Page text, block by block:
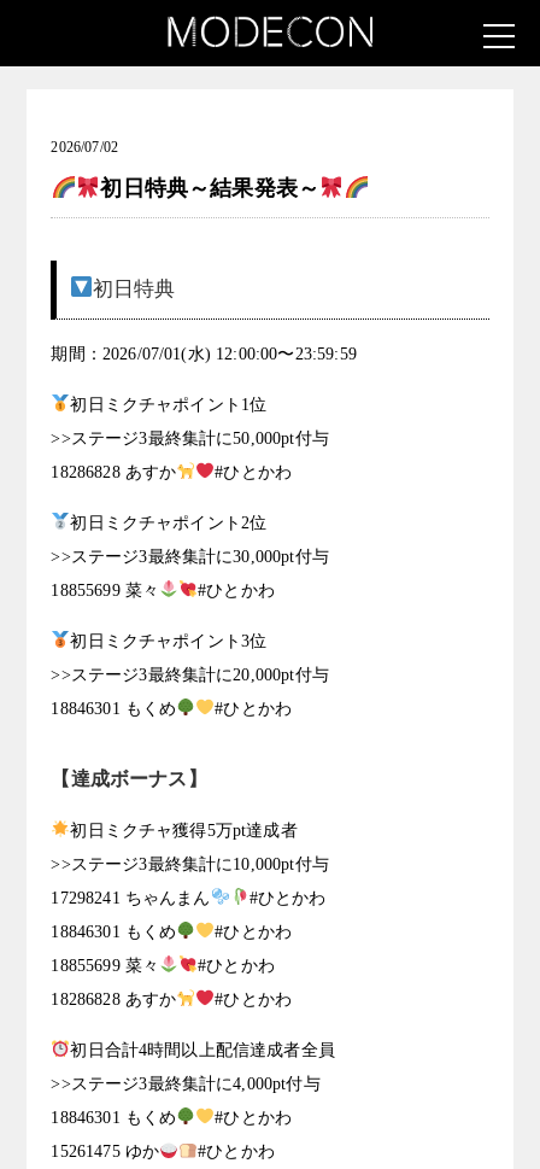
2026/07/02
初日特典～結果発表～
初日特典
期間：2026/07/01(水) 12:00:00〜23:59:59
初日ミクチャポイント1位
>>ステージ3最終集計に50,000pt付与
18286828 あすか
#ひとかわ
初日ミクチャポイント2位
>>ステージ3最終集計に30,000pt付与
18855699 菜々
#ひとかわ
初日ミクチャポイント3位
>>ステージ3最終集計に20,000pt付与
18846301 もくめ
#ひとかわ
【達成ボーナス】
初日ミクチャ獲得5万pt達成者
>>ステージ3最終集計に10,000pt付与
17298241 ちゃんまん
#ひとかわ
18846301 もくめ
#ひとかわ
18855699 菜々
#ひとかわ
18286828 あすか
#ひとかわ
初日合計4時間以上配信達成者全員
>>ステージ3最終集計に4,000pt付与
18846301 もくめ
#ひとかわ
15261475 ゆか
#ひとかわ